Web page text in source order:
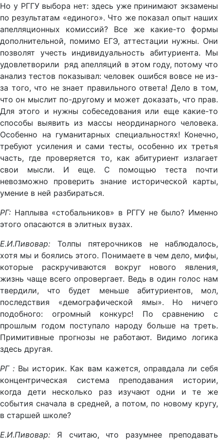
Но у РГГУ выбора нет: здесь уже принимают экзамены
по результатам «единого». Что же показал опыт наших
апелляционных комиссий? Все же какие-то формы
дополнительной, помимо ЕГЭ, аттестации нужны. Они
позволят учесть индивидуальность абитуриента. Мы
удовлетворили ряд апелляций в этом году, потому что
анализ тестов показывал: человек ошибся вовсе не из-
за того, что не знает правильного ответа! Дело в том,
что он мыслит по-другому и может доказать, что прав.
Для этого и нужны собеседования или еще какие-то
способы выявить из массы неординарного человека.
Особенно на гуманитарных специальностях! Конечно,
требуют усиления и сами тесты, особенно их третья
часть, где проверяется то, как абитуриент излагает
свои мысли. И еще. С помощью теста почти
невозможно проверить знание исторической карты,
умение в ней разбираться.
РГ: Наплыва «стобальников» в РГГУ не было? Именно
этого опасаются в элитных вузах.
Е.И.Пивовар: Толпы пятерочников не наблюдалось,
хотя мы и боялись этого. Понимаете в чем дело, мифы,
которые раскручиваются вокруг нового явления,
жизнь чаще всего опровергает. Ведь в один голос нам
твердили, что будет меньше абитуриентов, мол,
последствия «демографической ямы». Но ничего
подобного: огромный конкурс! По сравнению с
прошлым годом поступало народу больше на треть.
Примитивные прогнозы не работают. Видимо логика
здесь другая.
РГ : Вы историк. Как вам кажется, оправдала ли себя
концентрическая система преподавания истории,
когда дети несколько раз изучают одни и те же
события сначала в средней, а потом, по новому кругу,
в старшей школе?
Е.И.Пивовар: Я считаю, что разумнее преподавать